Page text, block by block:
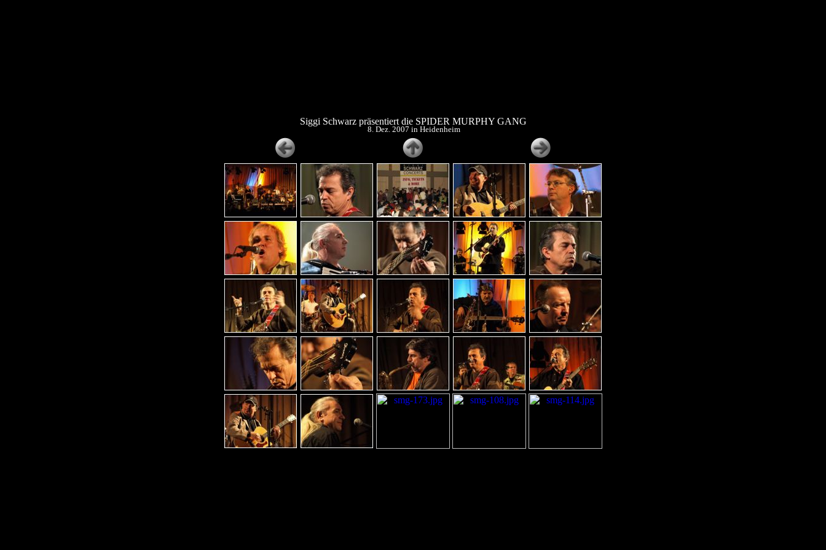
Siggi Schwarz präsentiert die SPIDER MURPHY GANG
8. Dez. 2007 in Heidenheim